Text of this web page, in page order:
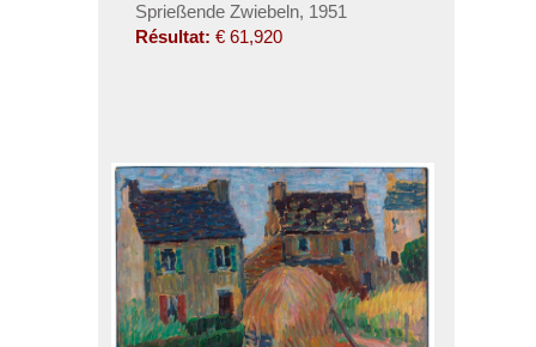
Sprießende Zwiebeln, 1951
Résultat: € 61,920